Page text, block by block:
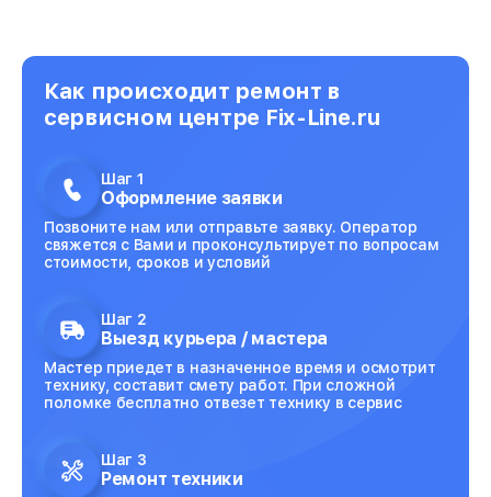
Как происходит ремонт в
сервисном центре Fix-Line.ru
Шаг 1
Оформление заявки
Позвоните нам или отправьте заявку. Оператор
свяжется с Вами и проконсультирует по вопросам
стоимости, сроков и условий
Шаг 2
Выезд курьера / мастера
Мастер приедет в назначенное время и осмотрит
технику, составит смету работ. При сложной
поломке бесплатно отвезет технику в сервис
Шаг 3
Ремонт техники